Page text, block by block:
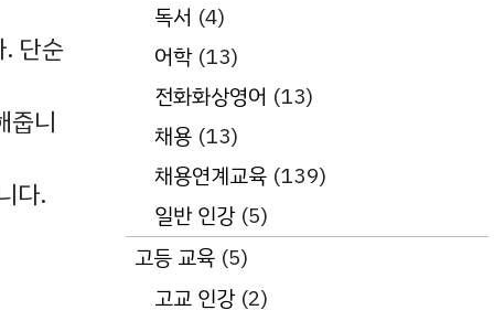
. 단순
줍니
다.
독서 (4)
어학 (13)
전화화상영어 (13)
채용 (13)
채용연계교육 (139)
일반 인강(5)
고등 교육 (5)
고교 인강(2)